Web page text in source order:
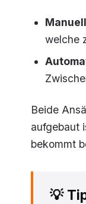
welche
Beide
aufgebaut
bekommt
💡